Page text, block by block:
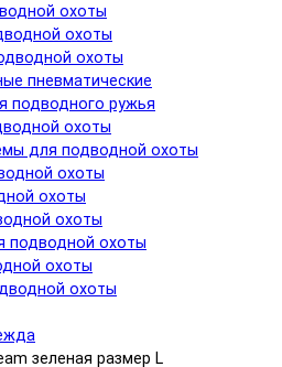
охоты
охоты
охоты
пневматические
подводного ружья
охоты
для подводной охоты
охоты
охоты
охоты
подводной охоты
охоты
охоты
зеленая размер L